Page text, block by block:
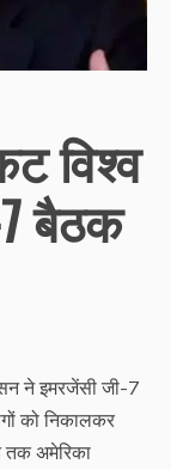
विश्व
बैठक
ने इमरजेंसी जी-7
को निकालकर
तक अमेरिका